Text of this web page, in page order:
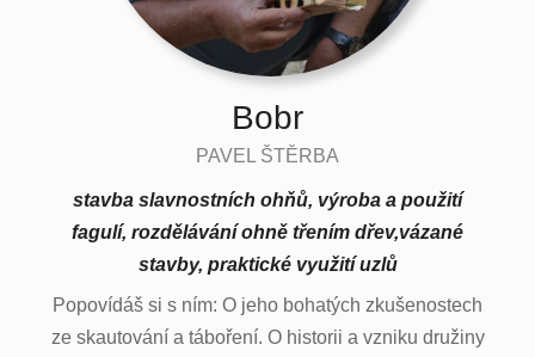
Bobr
PAVEL ŠTĚRBA
stavba slavnostních ohňů, výroba a použití
fagulí, rozdělávání ohně třením dřev,vázané
stavby, praktické využití uzlů
Popovídáš si s ním: O jeho bohatých zkušenostech
ze skautování a táboření. O historii a vzniku družiny